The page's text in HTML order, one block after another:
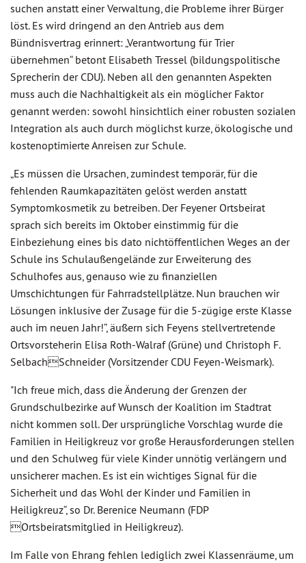
suchen anstatt einer Verwaltung, die Probleme ihrer Bürger
löst. Es wird dringend an den Antrieb aus dem
Bündnisvertrag erinnert: „Verantwortung für Trier
übernehmen“ betont Elisabeth Tressel (bildungspolitische
Sprecherin der CDU). Neben all den genannten Aspekten
muss auch die Nachhaltigkeit als ein möglicher Faktor
genannt werden: sowohl hinsichtlich einer robusten sozialen
Integration als auch durch möglichst kurze, ökologische und
kostenoptimierte Anreisen zur Schule.
„Es müssen die Ursachen, zumindest temporär, für die
fehlenden Raumkapazitäten gelöst werden anstatt
Symptomkosmetik zu betreiben. Der Feyener Ortsbeirat
sprach sich bereits im Oktober einstimmig für die
Einbeziehung eines bis dato nichtöffentlichen Weges an der
Schule ins Schulaußengelände zur Erweiterung des
Schulhofes aus, genauso wie zu finanziellen
Umschichtungen für Fahrradstellplätze. Nun brauchen wir
Lösungen inklusive der Zusage für die 5-zügige erste Klasse
auch im neuen Jahr!“, äußern sich Feyens stellvertretende
Ortsvorsteherin Elisa Roth-Walraf (Grüne) und Christoph F.
SelbachSchneider (Vorsitzender CDU Feyen-Weismark).
"Ich freue mich, dass die Änderung der Grenzen der
Grundschulbezirke auf Wunsch der Koalition im Stadtrat
nicht kommen soll. Der ursprüngliche Vorschlag wurde die
Familien in Heiligkreuz vor große Herausforderungen stellen
und den Schulweg für viele Kinder unnötig verlängern und
unsicherer machen. Es ist ein wichtiges Signal für die
Sicherheit und das Wohl der Kinder und Familien in
Heiligkreuz“, so Dr. Berenice Neumann (FDP
Ortsbeiratsmitglied in Heiligkreuz).
Im Falle von Ehrang fehlen lediglich zwei Klassenräume, um